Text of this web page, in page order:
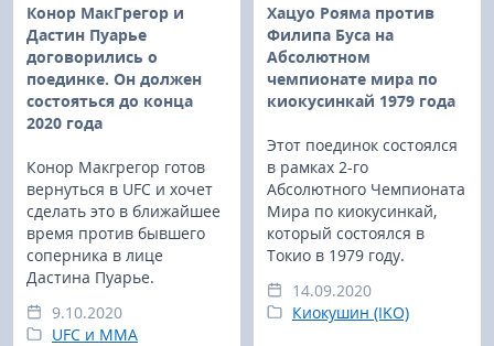
Конор МакГрегор и
Дастин Пуарье
договорились о
поединке. Он должен
состояться до конца
2020 года
Конор Макгрегор готов
вернуться в UFC и хочет
сделать это в ближайшее
время против бывшего
соперника в лице
Дастина Пуарье.
9.10.2020
UFC и MMA
Хацуо Рояма против
Филипа Буса на
Абсолютном
чемпионате мира по
киокусинкай 1979 года
Этот поединок состоялся
в рамках 2-го
Абсолютного Чемпионата
Мира по киокусинкай,
который состоялся в
Токио в 1979 году.
14.09.2020
Киокушин (IKO)